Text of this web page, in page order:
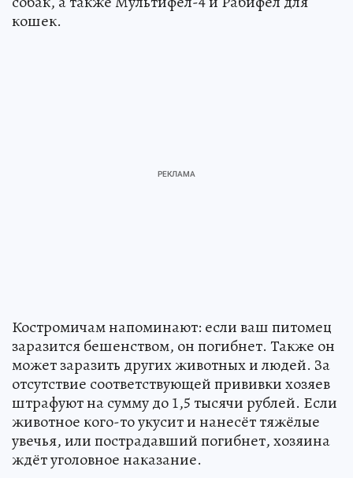
кошек.
Костромичам напоминают: если ваш питомец
заразится бешенством, он погибнет. Также он
может заразить других животных и людей. За
отсутствие соответствующей прививки хозяев
штрафуют на сумму до 1,5 тысячи рублей. Если
животное кого-то укусит и нанесёт тяжёлые
увечья, или пострадавший погибнет, хозяина
ждёт уголовное наказание.